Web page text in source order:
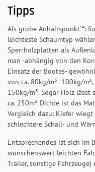
Tipps
Als grobe Anhaltspunkt`*:
leichteste Schaumtyp
Sperrholzplatten als
man -abhängig von den
Einsatz der Bootes-
von ca. 80kg/m³- 100kg/
150kg/m³. Sogar Holz lässt
ca. 250m³ Dichte ist das
Vergleich dazu: Kiefer
schlechtere Schall- und
Entsprechendes ist sich im
wünschenswert leichten
Trailer, sonstige